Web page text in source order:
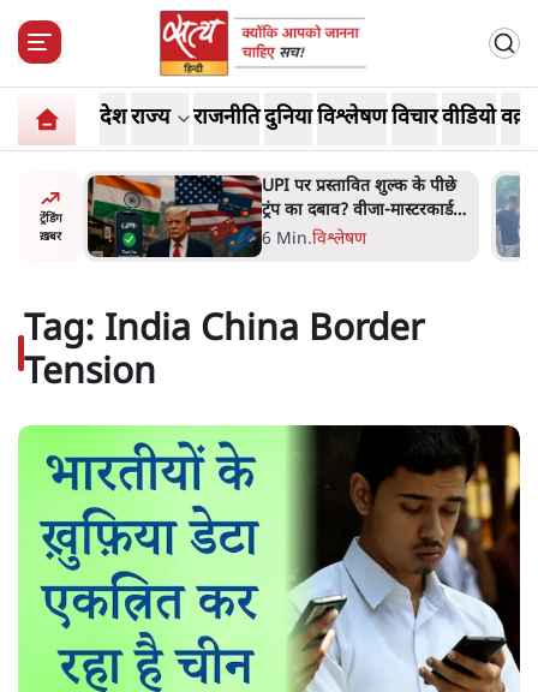
देशराज्य राजनीतिदुनियाविश्लेषणविचारवीडियो
ट्रेंडिंग
ख़बर
शुल्क के पीछे
मास्टरकार्ड
की चर्चा
'E20- दाल में काला नहीं, पूरी दाल
ही काली; वाहनों को बरबाद कर
रहा है इथेनॉल': राहुल
5 Min.देश
Tag: India China Border
Tension